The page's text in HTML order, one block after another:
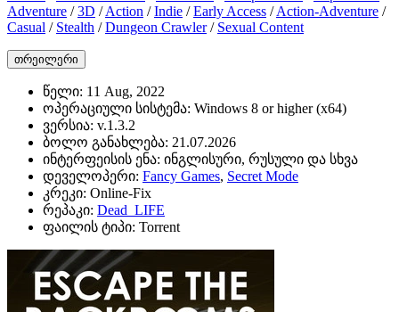
Adventure /3D /Action /Indie /Early Access /Action-Adventure /
Casual / Stealth /Dungeon Crawler/ Sexual Content
თრეილერი
წელი: 11 Aug, 2022
ოპერაციული სისტემა: Windows 8 or higher (x64)
ვერსია: v.1.3.2
ბოლო განახლება: 21.07.2026
ინტერფეისის ენა: ინგლისური, რუსული და სხვა
დეველოპერი: Fancy Games, Secret Mode
კრეკი: Online-Fix
რეპაკი: Dead_LIFE
ფაილის ტიპი: Torrent